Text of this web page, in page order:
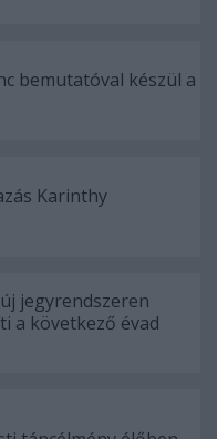
bemutatóval készül a
Karinthy
jegyrendszeren
a következő évad